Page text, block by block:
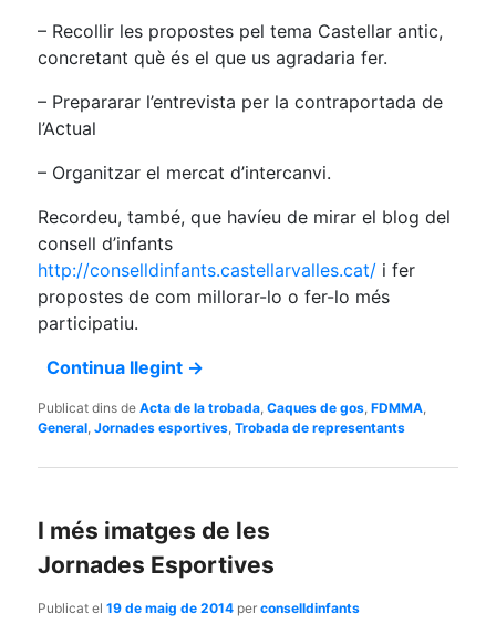
– Recollir les propostes pel tema Castellar antic,
concretant què és el que us agradaria fer.
– Prepararar l’entrevista per la contraportada de
l’Actual
– Organitzar el mercat d’intercanvi.
Recordeu, també, que havíeu de mirar el blog del
consell d’infants
http://conselldinfants.castellarvalles.cat/ i fer
propostes de com millorar-lo o fer-lo més
participatiu.
Continua llegint →
Publicat dins de Acta de la trobada,Caques de gos,FDMMA,
General,Jornades esportives,Trobada de representants
I més imatges de les
Jornades Esportives
Publicat el19 de maig de 2014 perconselldinfants